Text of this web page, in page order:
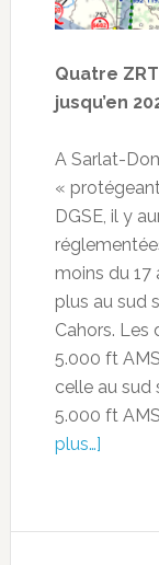
Quatre
jusqu’en
A Sarlat-
«
DGSE, il y
moins du 17
plus au sud
Cahors. Les
5.000 ft
celle au sud
5.000 ft
plus…]